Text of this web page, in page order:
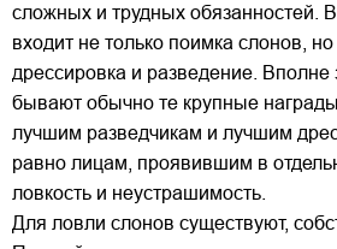
сложных и трудных обязанностей.
входит не только поимка слонов,
дрессировка и разведение.
бывают обычно те крупные
лучшим разведчикам и лучшим
равно лицам, проявившим в
ловкость и неустрашимость.
Для ловли слонов существуют,